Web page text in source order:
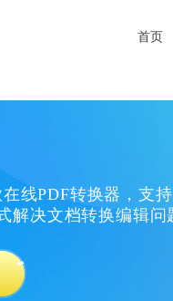
首页
线PDF转换器，支
解决文档转换编辑问